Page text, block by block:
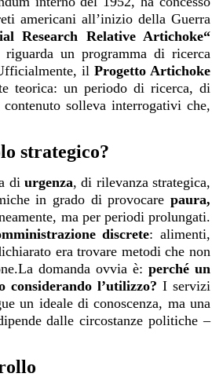
americani all’inizio della Guerra
Research Relative Artichoke“
un programma di ricerca
ilProgetto Artichoke
teorica: un periodo di ricerca, di
solleva interrogativi che,
strategico?
diurgenza, di rilevanza strategica,
in grado di provocare paura,
ma per periodi prolungati.
discrete: alimenti,
era trovare metodi che non
domanda ovvia è: perché un
considerando l’utilizzo? I servizi
un ideale di conoscenza, ma una
dalle circostanze politiche –